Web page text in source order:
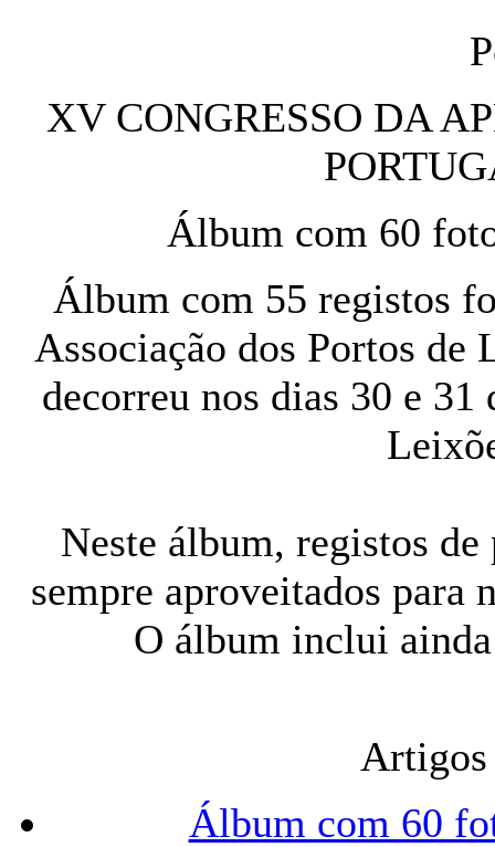
XV CONGRESSO DA
Álbum com 60
Álbum com 55 registos
Associação dos Portos de
decorreu nos dias 30 e
Neste álbum, registos
sempre aproveitados para
O álbum inclui
Álbum com 60